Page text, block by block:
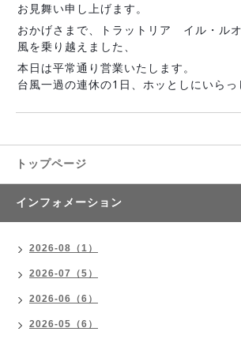
お見舞い申し上げます。
おかげさまで、トラットリア イル・ル
風を乗り越えました、
本日は平常通り営業いたします。
台風一過の連休の1日、ホッとしにいらっ
トップページ
インフォメーション
2026-08（1）
2026-07（5）
2026-06（6）
2026-05（6）